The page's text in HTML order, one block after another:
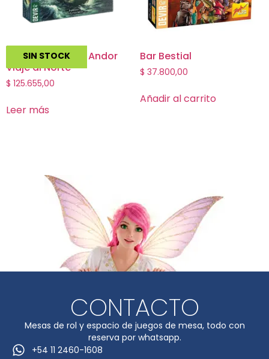
SIN STOCK
Las Leyendas de Andor
Viaje al Norte
$ 125.655,00
Leer más
Bar Bestial
$ 37.800,00
Añadir al carrito
CONTACTO
Mesas de rol y espacio de juegos de mesa, todo con
reserva por whatsapp.
+54 11 2460-1608